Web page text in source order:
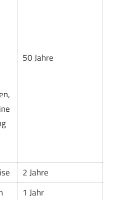
50 Jahre
2 Jahre
1 Jahr